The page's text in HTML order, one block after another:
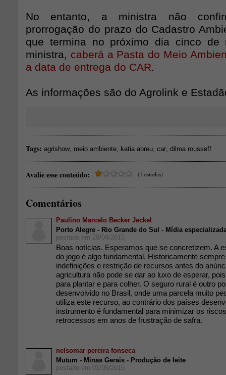
No entanto, a ministra não
prorrogação do prazo do Cadastro
que termina no próximo dia cinco de
ministra, caberá a Pasta do Meio
a data de entrega do CAR.
As informações são do Agrolink e
Tags: agrishow, meio ambiente katia abreu car dilma rousseff
Avalie esse conteúdo: (1 estrelas)
Comentários
Paulino Marcelo Becker Jeckel
Porto Alegre - Rio Grande do Sul - Mídia
postado em 29/04/2015
Boas notícias. Esperamos que se concretizem. A
do jogo é algo fundamental. Historicamente
indefinições e restrição de recursos antes do
agricultura não pode se dar ao luxo de esperar,
para plantar e para colher. O seguro rural é outro
desenvolvido no Brasil, onde uma parcela muito
utiliza este recurso, ao contrário dos países
instrumento é fundamental para minimizar os
retrocessos em anos de frustração de safra.
nelsomar pereira fonseca
Mutum - Minas Gerais - Produção de leite
postado em 01/05/2015